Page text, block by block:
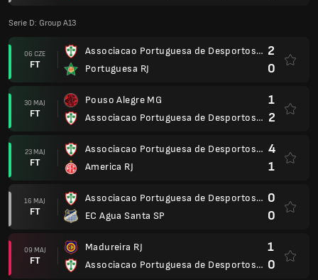
Serie D: Group A13
06 CZE
FT
Associacao Portuguesa de Desportos SP
Portuguesa RJ
2
0
30 MAJ
FT
Pouso Alegre MG
Associacao Portuguesa de Desportos SP
1
2
23 MAJ
FT
Associacao Portuguesa de Desportos SP
America RJ
4
1
16 MAJ
FT
Associacao Portuguesa de Desportos SP
EC Agua Santa SP
0
0
09 MAJ
FT
Madureira RJ
Associacao Portuguesa de Desportos SP
1
0